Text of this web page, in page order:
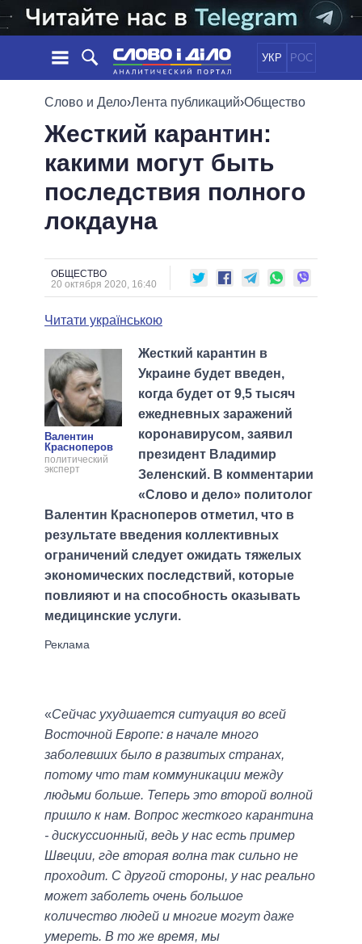
УКР РОС
НОВОСТИ
ЛЕНТА
СОБЫТИЯ
СТАТЬИ
ОБЗОРЫ
ДАЙДЖЕСТЫ
ПОЛИТИКА
ЭКОНОМИКА
ОБЩЕСТВО
ОБЕЩАНИЯ
ПОЛИТИКИ
ВСЕ ПОЛИТИКИ
ПРЕЗИДЕНТ И ОФИС
ВЕРХОВНАЯ РАДА
КАБИНЕТ МИНИСТРОВ
МЭРЫ
ВСЕ ПЕРСОНЫ
ИНФОГРАФИКА
ПОДДЕРЖАТЬ
СРАВНЕНИЕ ПОЛИТИКОВ
Слово и Дело›Лента публикаций›Общество
Жесткий карантин:
какими могут быть
последствия полного
локдауна
ОБЩЕСТВО
20 октября 2020, 16:40
Читати українською
Валентин
Красноперов
политический
эксперт
Жесткий карантин в
Украине будет введен,
когда будет от 9,5 тысяч
ежедневных заражений
коронавирусом, заявил
президент Владимир
Зеленский. В комментарии
«Слово и дело» политолог
Валентин Красноперов отметил, что в
результате введения коллективных
ограничений следует ожидать тяжелых
экономических последствий, которые
повлияют и на способность оказывать
медицинские услуги.
«Сейчас ухудшается ситуация во всей
Восточной Европе: в начале много
заболевших было в развитых странах,
потому что там коммуникации между
людьми больше. Теперь это второй волной
пришло к нам. Вопрос жесткого карантина
- дискуссионный, ведь у нас есть пример
Швеции, где вторая волна так сильно не
проходит. С другой стороны, у нас реально
может заболеть очень большое
количество людей и многие могут даже
умереть. В то же время, мы